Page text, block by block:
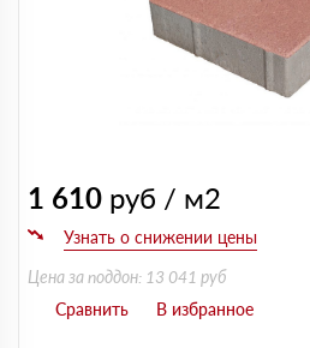
1 610 руб / м2
Цена за поддон: 13 041 руб